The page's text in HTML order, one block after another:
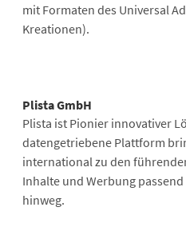
mit Formaten des Universal
Kreationen).
Plista GmbH
Plista ist Pionier innovativer
datengetriebene Plattform
international zu den
Inhalte und Werbung
hinweg.